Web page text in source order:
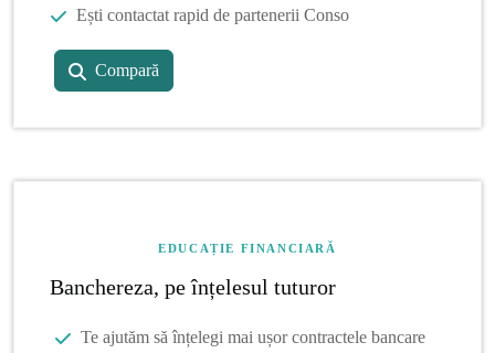
Ești contactat rapid de partenerii Conso
Compară
EDUCAȚIE FINANCIARĂ
Banchereza, pe înțelesul tuturor
Te ajutăm să înțelegi mai ușor contractele bancare